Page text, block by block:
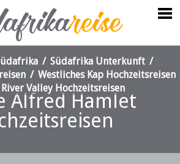
Alfred Hamlet
/ Südafrika Unterkunft /
/ Westliches Kap Hochzeitsreisen
Valley Hochzeitsreisen